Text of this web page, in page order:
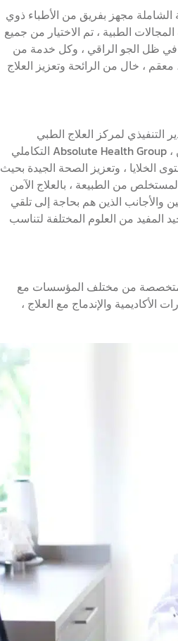
الشاملة مجهز بفريق من الأطباء ذوي
الطبية ، تم الاختيار من جميع
في ظل الجو الراقي ، وكل خدمة من
، خال من الرائحة وتعزيز العلاج
لمركز العلاج الطبي
التكاملي Absolute Health Group ، إلى معالجة الجميع من المنشأ الأساسي للمرض ، بالوقاية من
الخلايا ، وتعزيز الصحة الجيدة بحيث
من الطبيعة ، بالعلاج الآمن
والأجانب الذين هم بحاجة إلى تلقي
المفيد من العلوم المختلفة لتناسب
متخصصة من مختلف المؤسسات مع
والإندماج مع العلاج ،